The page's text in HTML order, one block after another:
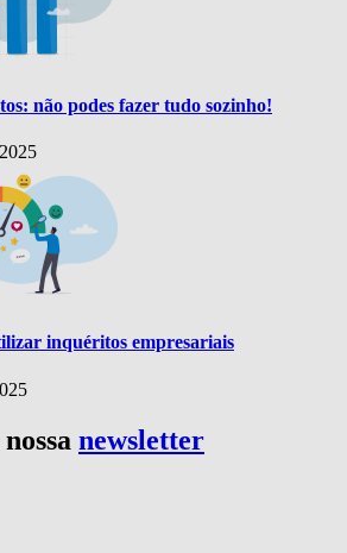
não podes fazer tudo sozinho!
inquéritos empresariais
newsletter